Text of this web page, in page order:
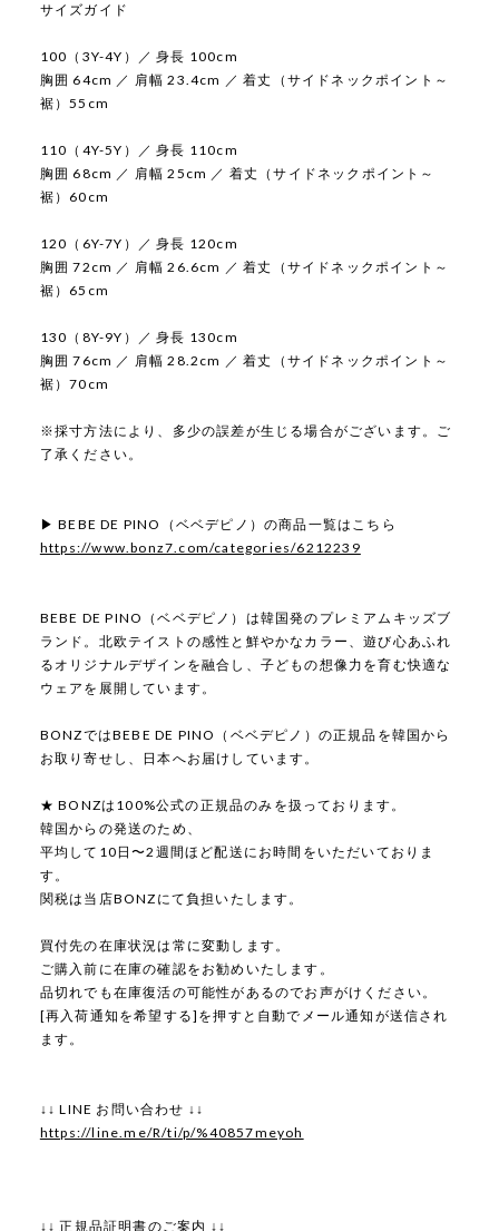
サイズガイド
100（3Y-4Y）／ 身長 100cm
胸囲 64cm ／ 肩幅 23.4cm ／ 着丈（サイドネックポイント～
裾）55cm
110（4Y-5Y）／ 身長 110cm
胸囲 68cm ／ 肩幅 25cm ／ 着丈（サイドネックポイント～
裾）60cm
120（6Y-7Y）／ 身長 120cm
胸囲 72cm ／ 肩幅 26.6cm ／ 着丈（サイドネックポイント～
裾）65cm
130（8Y-9Y）／ 身長 130cm
胸囲 76cm ／ 肩幅 28.2cm ／ 着丈（サイドネックポイント～
裾）70cm
※採寸方法により、多少の誤差が生じる場合がございます。ご
了承ください。
▶ BEBE DE PINO（ベベデピノ）の商品一覧はこちら
https://www.bonz7.com/categories/6212239
BEBE DE PINO（ベベデピノ）は韓国発のプレミアムキッズブ
ランド。北欧テイストの感性と鮮やかなカラー、遊び心あふれ
るオリジナルデザインを融合し、子どもの想像力を育む快適な
ウェアを展開しています。
BONZではBEBE DE PINO（ベベデピノ）の正規品を韓国から
お取り寄せし、日本へお届けしています。
★ BONZは100%公式の正規品のみを扱っております。
韓国からの発送のため、
平均して10日〜2週間ほど配送にお時間をいただいておりま
す。
関税は当店BONZにて負担いたします。
買付先の在庫状況は常に変動します。
ご購入前に在庫の確認をお勧めいたします。
品切れでも在庫復活の可能性があるのでお声がけください。
[再入荷通知を希望する]を押すと自動でメール通知が送信され
ます。
↓↓ LINE お問い合わせ ↓↓
https://line.me/R/ti/p/%40857meyoh
↓↓ 正規品証明書のご案内 ↓↓